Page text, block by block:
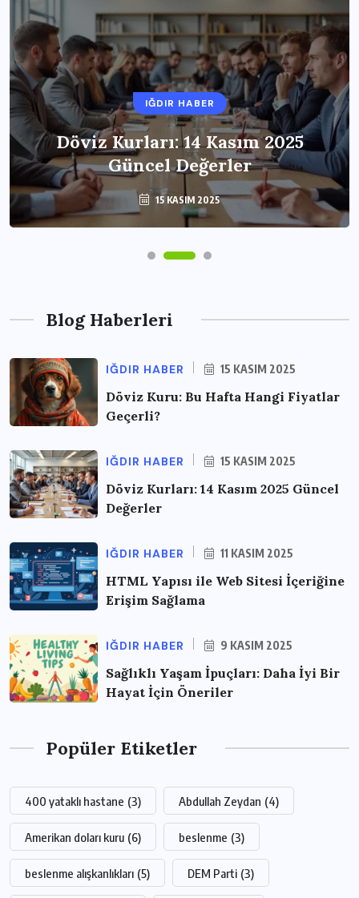
IĞDIR HABER
Döviz Kurları: 14 Kasım 2025
Güncel Değerler
15 KASIM 2025
Blog Haberleri
IĞDIR HABER 15 KASIM 2025
Döviz Kuru: Bu Hafta Hangi Fiyatlar
Geçerli?
IĞDIR HABER 15 KASIM 2025
Döviz Kurları: 14 Kasım 2025 Güncel
Değerler
IĞDIR HABER 11 KASIM 2025
HTML Yapısı ile Web Sitesi İçeriğine
Erişim Sağlama
IĞDIR HABER 9 KASIM 2025
Sağlıklı Yaşam İpuçları: Daha İyi Bir
Hayat İçin Öneriler
Popüler Etiketler
400 yataklı hastane (3) Abdullah Zeydan (4)
Amerikan doları kuru (6) beslenme (3)
beslenme alışkanlıkları (5) DEM Parti (3)